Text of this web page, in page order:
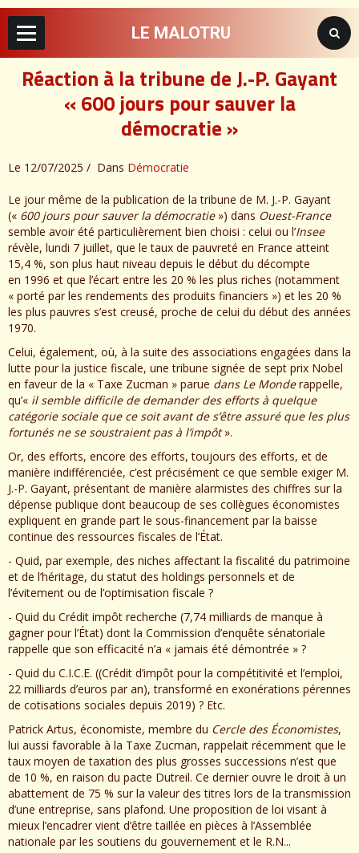
LE MALOTRU
Réaction à la tribune de J.-P. Gayant
« 600 jours pour sauver la
démocratie »
Le 12/07/2025 Dans Démocratie
Le jour même de la publication de la tribune de M. J.-P. Gayant
(« 600 jours pour sauver la démocratie») dans Ouest-France
semble avoir été particulièrement bien choisi : celui ou l’Insee
révèle, lundi 7 juillet, que le taux de pauvreté en France atteint
15,4 %, son plus haut niveau depuis le début du décompte
en 1996 et que l’écart entre les 20 % les plus riches (notamment
« porté par les rendements des produits financiers ») et les 20 %
les plus pauvres s’est creusé, proche de celui du début des années
1970.
Celui, également, où, à la suite des associations engagées dans la
lutte pour la justice fiscale, une tribune signée de sept prix Nobel
en faveur de la « Taxe Zucman » parue dans Le Monderappelle,
qu’« il semble difficile de demander des efforts à quelque
catégorie sociale que ce soit avant de s’être assuré que les plus
fortunés ne se soustraient pas à l’impôt».
Or, des efforts, encore des efforts, toujours des efforts, et de
manière indifférenciée, c’est précisément ce que semble exiger M.
J.-P. Gayant, présentant de manière alarmistes des chiffres sur la
dépense publique dont beaucoup de ses collègues économistes
expliquent en grande part le sous-financement par la baisse
continue des ressources fiscales de l’État.
- Quid, par exemple, des niches affectant la fiscalité du patrimoine
et de l’héritage, du statut des holdings personnels et de
l’évitement ou de l’optimisation fiscale ?
- Quid du Crédit impôt recherche (7,74 milliards de manque à
gagner pour l’État) dont la Commission d’enquête sénatoriale
rappelle que son efficacité n’a « jamais été démontrée » ?
- Quid du C.I.C.E. ((Crédit d’impôt pour la compétitivité et l’emploi,
22 milliards d’euros par an), transformé en exonérations pérennes
de cotisations sociales depuis 2019) ? Etc.
Patrick Artus, économiste, membre du Cercle des Économistes,
lui aussi favorable à la Taxe Zucman, rappelait récemment que le
taux moyen de taxation des plus grosses successions n’est que
de 10 %, en raison du pacte Dutreil. Ce dernier ouvre le droit à un
abattement de 75 % sur la valeur des titres lors de la transmission
d’une entreprise, sans plafond. Une proposition de loi visant à
mieux l’encadrer vient d’être taillée en pièces à l’Assemblée
nationale par les soutiens du gouvernement et le R.N...